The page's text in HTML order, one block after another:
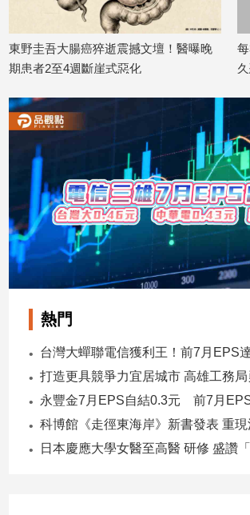
座/
命
消
費
健
康/
親
子/
感
情
藝
創
影
推
逝震撼文壇！醫曝晚
式惡化
每3人就有1人胃食
熱門
日本慶應大學女醫至高醫 研修 盛讚「